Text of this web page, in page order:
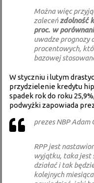
Można więc
zaleceńzdolność
proc. w
uwadze prognozy
procentowych,
bazowej
W styczniu i lutym
przydzielenie kredytu
spadek rok do roku
podwyżki zapowiada
prezes NBP Adam
RPP jest
wyjątku, taka jest
działać i tak
kolejnych